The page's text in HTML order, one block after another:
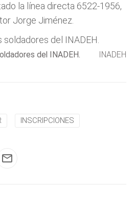
la línea directa 6522-1956,
Jorge Jiménez.
del INADEH. INADEH
INSCRIPCIONES